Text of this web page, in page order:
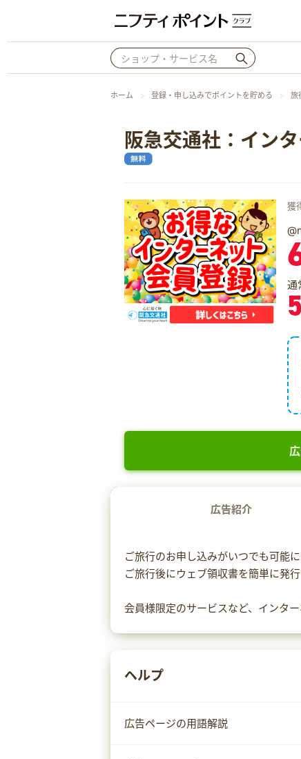
ホーム 登録・申し込みでポイントを貯める 旅
阪急交通社：イン
獲
通
広告紹介
ご旅行のお申し込みがいつでも可能
ご旅行後にウェブ領収書を簡単に発
会員様限定のサービスなど、インタ
ヘルプ
広告ページの用語解説